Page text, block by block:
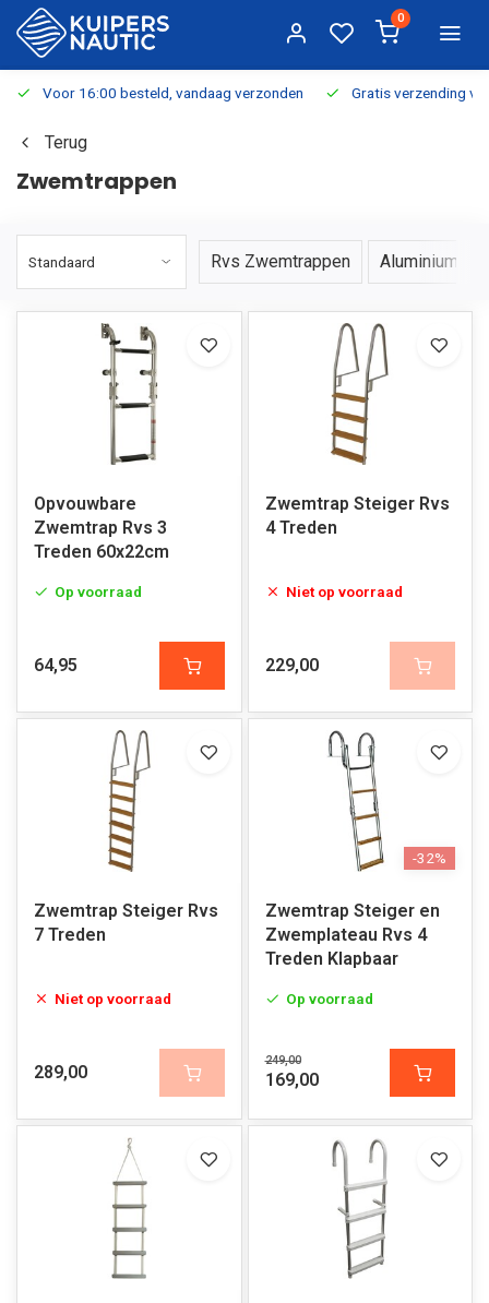
0
Voor 16:00 besteld, vandaag verzonden Gratis verzending
Terug
Zwemtrappen
Rvs Zwemtrappen Aluminium
Opvouwbare
Zwemtrap Rvs 3
Treden 60x22cm
Op voorraad
64,95
Zwemtrap Steiger Rvs
4 Treden
Niet op voorraad
229,00
Zwemtrap Steiger Rvs
7 Treden
Niet op voorraad
289,00
-32%
Zwemtrap Steiger en
Zwemplateau Rvs 4
Treden Klapbaar
Op voorraad
249,00
169,00